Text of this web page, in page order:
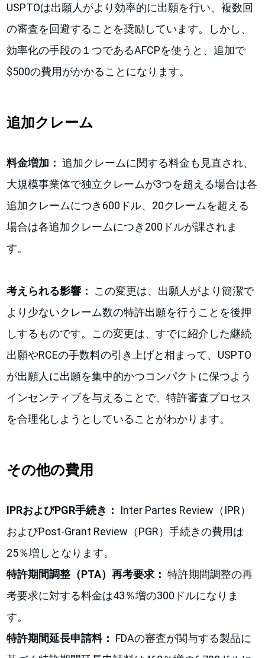
USPTOは出願人がより効率的に出願を行い、複数回
の審査を回避することを奨励しています。しかし、
効率化の手段の１つであるAFCPを使うと、追加で
$500の費用がかかることになります。
追加クレーム
料金増加： 追加クレームに関する料金も見直され、
大規模事業体で独立クレームが3つを超える場合は各
追加クレームにつき600ドル、20クレームを超える
場合は各追加クレームにつき200ドルが課されま
す。
考えられる影響：
この変更は、出願人がより簡潔で
より少ないクレーム数の特許出願を行うことを後押
しするものです。この変更は、すでに紹介した継続
出願やRCEの手数料の引き上げと相まって、USPTO
が出願人に出願を集中的かつコンパクトに保つよう
インセンティブを与えることで、特許審査プロセス
を合理化しようとしていることがわかります。
その他の費用
IPRおよびPGR手続き：
Inter Partes Review（IPR）
およびPost-Grant Review（PGR）手続きの費用は
25％増しとなります。
特許期間調整（PTA）再考要求： 特許期間調整の再
考要求に対する料金は43％増の300ドルになりま
す。
特許期間延長申請料： FDAの審査が関与する製品に